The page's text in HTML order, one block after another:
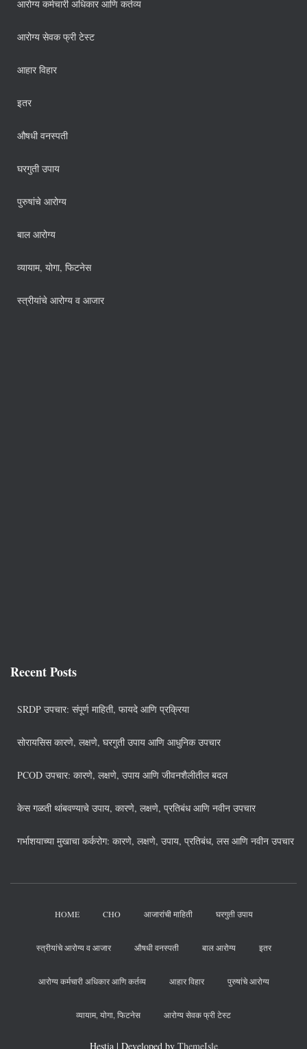
आरोग्य कर्मचारी अधिकार आणि कर्तव्य
आरोग्य सेवक फ्री टेस्ट
आहार विहार
इतर
औषधी वनस्पती
घरगुती उपाय
पुरुषांचे आरोग्य
बाल आरोग्य
व्यायाम, योगा, फिटनेस
स्त्रीयांचे आरोग्य व आजार
Recent Posts
SRDP उपचार: संपूर्ण माहिती, फायदे आणि प्रक्रिया
सोरायसिस कारणे, लक्षणे, घरगुती उपाय आणि आधुनिक उपचार
PCOD उपचार: कारणे, लक्षणे, उपाय आणि जीवनशैलीतील बदल
केस गळती थांबवण्याचे उपाय, कारणे, लक्षणे, प्रतिबंध आणि नवीन उपचार
गर्भाशयाच्या मुखाचा कर्करोग: कारणे, लक्षणे, उपाय, प्रतिबंध, लस आणि नवीन उपचार
HOME CHO आजारांची माहिती घरगुती उपाय
स्त्रीयांचे आरोग्य व आजार औषधी वनस्पती बाल आरोग्य इतर
आरोग्य कर्मचारी अधिकार आणि कर्तव्य आहार विहार पुरुषांचे आरोग्य
व्यायाम, योगा, फिटनेस आरोग्य सेवक फ्री टेस्ट
Hestia | Developed by ThemeIsle